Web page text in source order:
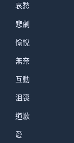
哀愁
悲劇
愉悅
無奈
互動
沮喪
道歉
愛